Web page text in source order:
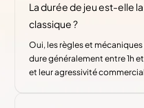
La durée de jeu est-elle
classique ?
Oui, les règles et
dure généralement entre 1h
et leur agressivité